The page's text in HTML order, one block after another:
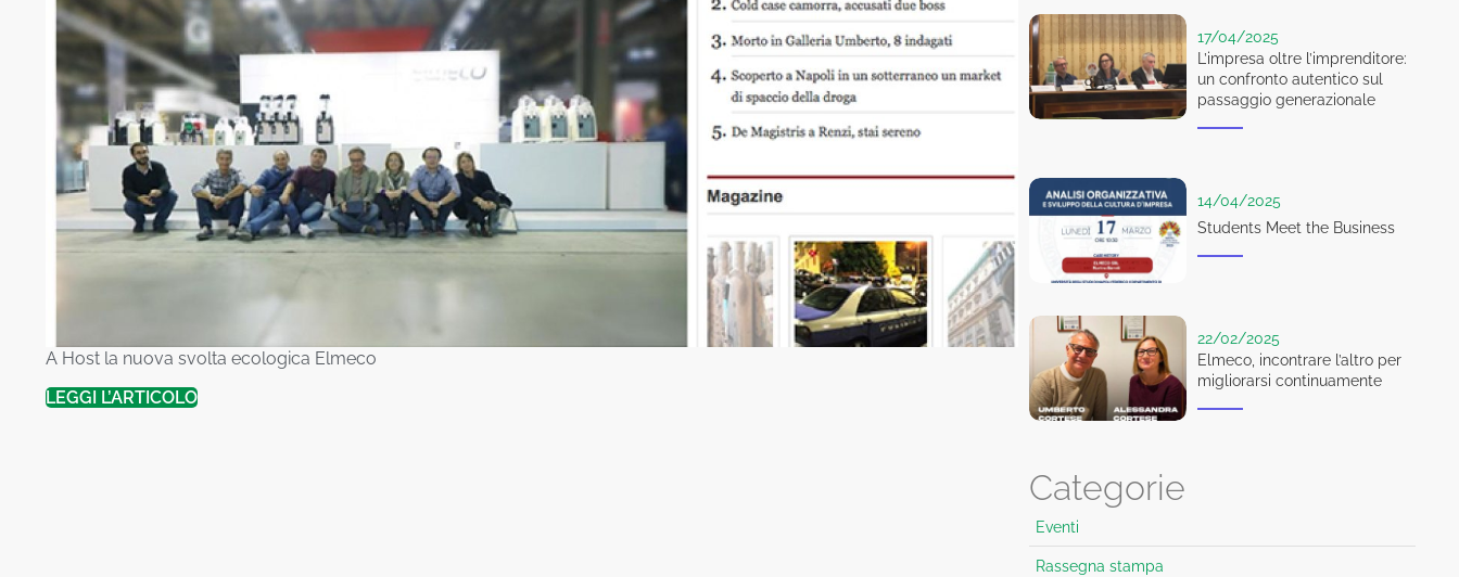
A Host la nuova svolta ecologica Elmeco
LEGGI L’ARTICOLO
17/04/2025
L’impresa oltre l’imprenditore:
un confronto autentico sul
passaggio generazionale
14/04/2025
Students Meet the Business
22/02/2025
Elmeco, incontrare l’altro per
migliorarsi continuamente
Categorie
Eventi
Rassegna stampa